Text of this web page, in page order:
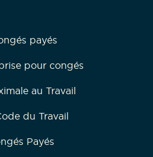
payés
pour congés
au Travail
du Travail
Payés